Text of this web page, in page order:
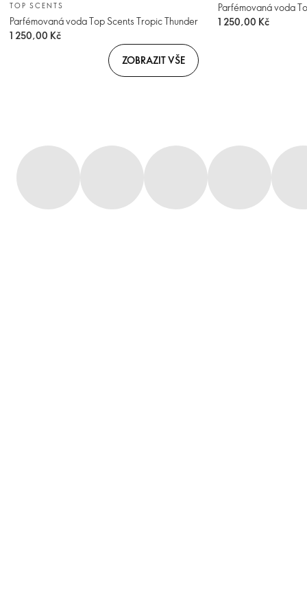
TOP SCENTS
Parfémovaná voda Top Scents Tropic Thunder
1 250,00 Kč
Parfémovaná voda
1 250,00 Kč
ZOBRAZIT VŠE